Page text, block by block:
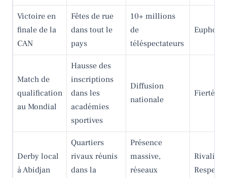
Victoire en
finale de la
CAN
Fêtes de rue
dans tout le
pays
10+ millions
de
téléspectateurs
Euphorie
Match de
qualification
au Mondial
Hausse des
inscriptions
dans les
académies
sportives
Diffusion
nationale
Fierté
Derby local
à Abidjan
Quartiers
rivaux réunis
dans la
Présence
massive,
réseaux
Rivalité
Respect